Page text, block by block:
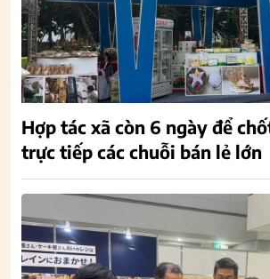
Hợp tác xã còn 6 ngày để
trực tiếp các chuỗi bán lẻ lớn